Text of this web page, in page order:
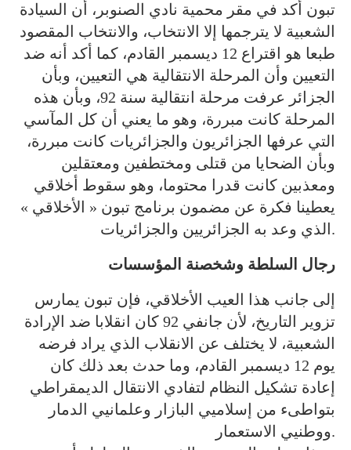
تبون أكد في مقر محمية نادي الصنوبر، أن السيادة
الشعبية لا يترجمها إلا الانتخاب، والانتخاب المقصود
طبعا هو اقتراع 12 ديسمبر القادم، كما أكد أنه ضد
التعيين وأن المرحلة الانتقالية هي التعيين، وبأن
الجزائر عرفت مرحلة انتقالية سنة 92، وبأن هذه
المرحلة كانت مبررة، وهو ما يعني أن كل المآسي
التي عرفها الجزائريون والجزائريات كانت مبررة،
وبأن الضحايا من قتلى ومختطفين ومعتقلين
ومعذبين كانت قدرا محتوما، وهو سقوط أخلاقي
يعطينا فكرة عن مضمون برنامج تبون « الأخلاقي »
الذي وعد به الجزائريين والجزائريات.
رجال السلطة وشخصنة المؤسسات
إلى جانب هذا العيب الأخلاقي، فإن تبون يمارس
تزوير التاريخ، لأن جانفي 92 كان انقلابا ضد الإرادة
الشعبية، لا يختلف عن الانقلاب الذي يراد فرضه
يوم 12 ديسمبر القادم، وما حدث بعد ذلك كان
إعادة تشكيل النظام لتفادي الانتقال الديمقراطي
بتواطىء من إسلاميي البازار وعلمانيي الدمار
ووطنيي الاستعمار.